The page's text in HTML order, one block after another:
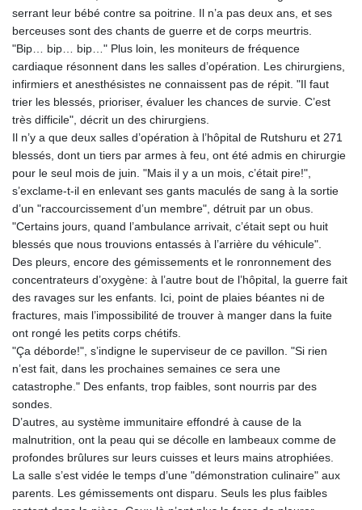
serrant leur bébé contre sa poitrine. Il n’a pas deux ans, et ses
berceuses sont des chants de guerre et de corps meurtris.
"Bip… bip… bip…" Plus loin, les moniteurs de fréquence
cardiaque résonnent dans les salles d’opération. Les chirurgiens,
infirmiers et anesthésistes ne connaissent pas de répit. "Il faut
trier les blessés, prioriser, évaluer les chances de survie. C’est
très difficile", décrit un des chirurgiens.
Il n’y a que deux salles d’opération à l’hôpital de Rutshuru et 271
blessés, dont un tiers par armes à feu, ont été admis en chirurgie
pour le seul mois de juin. "Mais il y a un mois, c’était pire!",
s’exclame-t-il en enlevant ses gants maculés de sang à la sortie
d’un "raccourcissement d’un membre", détruit par un obus.
"Certains jours, quand l’ambulance arrivait, c’était sept ou huit
blessés que nous trouvions entassés à l’arrière du véhicule".
Des pleurs, encore des gémissements et le ronronnement des
concentrateurs d’oxygène: à l’autre bout de l’hôpital, la guerre fait
des ravages sur les enfants. Ici, point de plaies béantes ni de
fractures, mais l’impossibilité de trouver à manger dans la fuite
ont rongé les petits corps chétifs.
"Ça déborde!", s’indigne le superviseur de ce pavillon. "Si rien
n’est fait, dans les prochaines semaines ce sera une
catastrophe." Des enfants, trop faibles, sont nourris par des
sondes.
D’autres, au système immunitaire effondré à cause de la
malnutrition, ont la peau qui se décolle en lambeaux comme de
profondes brûlures sur leurs cuisses et leurs mains atrophiées.
La salle s’est vidée le temps d’une "démonstration culinaire" aux
parents. Les gémissements ont disparu. Seuls les plus faibles